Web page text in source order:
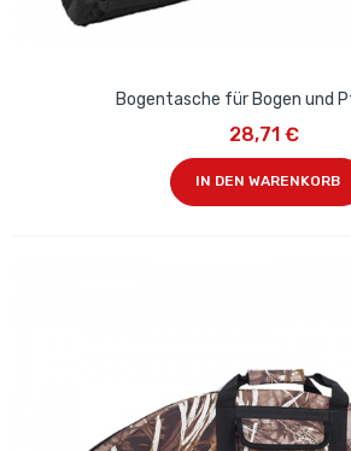
Bogentasche für Bogen und
28,71 €
IN DEN WARENKORB